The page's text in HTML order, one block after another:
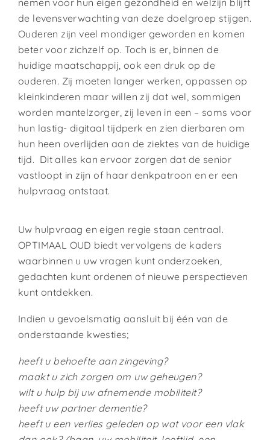
de levensverwachting van deze doelgroep stijgen.
Ouderen zijn veel mondiger geworden en komen
beter voor zichzelf op. Toch is er, binnen de
huidige maatschappij, ook een druk op de
ouderen. Zij moeten langer werken, oppassen op
kleinkinderen maar willen zij dat wel, sommigen
worden mantelzorger, zij leven in een – soms voor
hun lastig- digitaal tijdperk en zien dierbaren om
hun heen overlijden aan de ziektes van de huidige
tijd. Dit alles kan ervoor zorgen dat de senior
vastloopt in zijn of haar denkpatroon en er een
hulpvraag ontstaat.
Uw hulpvraag en eigen regie staan centraal.
OPTIMAAL OUD biedt vervolgens de kaders
waarbinnen u uw vragen kunt onderzoeken,
gedachten kunt ordenen of nieuwe perspectieven
kunt ontdekken.
Indien u gevoelsmatig aansluit bij één van de
onderstaande kwesties;
heeft u behoefte aan zingeving?
maakt u zich zorgen om uw geheugen?
wilt u hulp bij uw afnemende mobiliteit?
heeft uw partner dementie?
heeft u een verlies geleden op wat voor een vlak